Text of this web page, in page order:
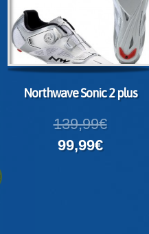
Northwave Sonic 2 plus
139,99€
99,99€